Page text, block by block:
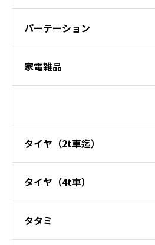
パーテーション
家電雑品
タイヤ（2t車迄）
タイヤ（4t車）
タタミ